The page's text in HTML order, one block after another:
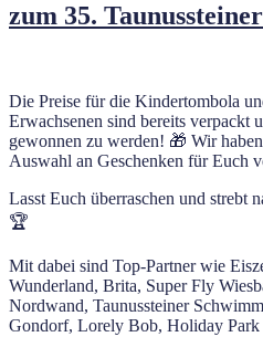
zum 35.
Die Preise für die Kindertombola
Erwachsenen sind bereits verpackt
gewonnen zu werden! 🎁 Wir
Auswahl an Geschenken für Euch
Lasst Euch überraschen und strebt
🏆
Mit dabei sind Top-Partner wie
Wunderland, Brita, Super Fly
Nordwand, Taunussteiner
Gondorf, Lorely Bob, Holiday